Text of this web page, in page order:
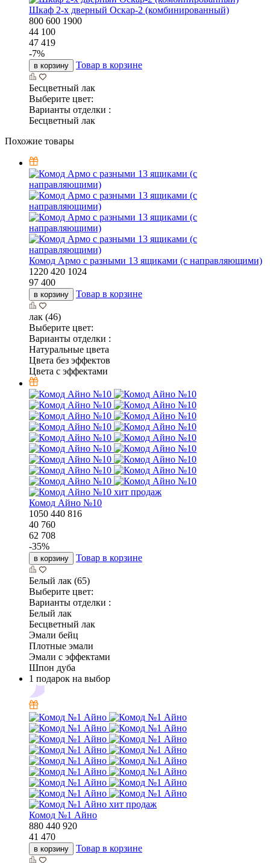
Шкаф 2-х дверный Оскар-2 (комбинированный)
800 600 1900
44 100
47 419
-7%
в корзину Товар в корзине
Бесцветный лак
Выберите цвет:
Варианты отделки :
Бесцветный лак
Похожие товары
Комод Армо с разными 13 ящиками (с направляющими)
1220 420 1024
97 400
в корзину Товар в корзине
лак (46)
Выберите цвет:
Варианты отделки :
Натуральные цвета
Цвета без эффектов
Цвета с эффектами
хит продаж
Комод Айно №10
1050 440 816
40 760
62 708
-35%
в корзину Товар в корзине
Белый лак (65)
Выберите цвет:
Варианты отделки :
Белый лак
Бесцветный лак
Эмали бейц
Плотные эмали
Эмали с эффектами
Шпон дуба
1 подарок на выбор
хит продаж
Комод №1 Айно
880 440 920
41 470
в корзину Товар в корзине